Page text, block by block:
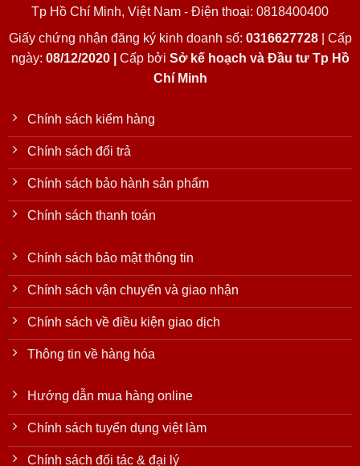
Tp Hồ Chí Minh, Việt Nam - Điện thoại: 0818400400
Giấy chứng nhận đăng ký kinh doanh số: 0316627728| Cấp
ngày: 08/12/2020 | Cấp bởi Sở kế hoạch và Đầu tư Tp Hồ
Chí Minh
Chính sách kiểm hàng
Chính sách đổi trả
Chính sách bảo hành sản phẩm
Chính sách thanh toán
Chính sách bảo mật thông tin
Chính sách vận chuyển và giao nhận
Chính sách về điều kiện giao dịch
Thông tin về hàng hóa
Hướng dẫn mua hàng online
Chính sách tuyển dụng việt làm
Chính sách đối tác & đại lý